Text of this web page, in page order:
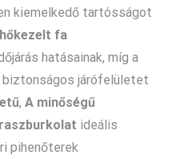
kiemelkedő tartósságot
hőkezelt fa
hatásainak, míg a
járófelületet
, A minőségű
ideális
pihenőterek